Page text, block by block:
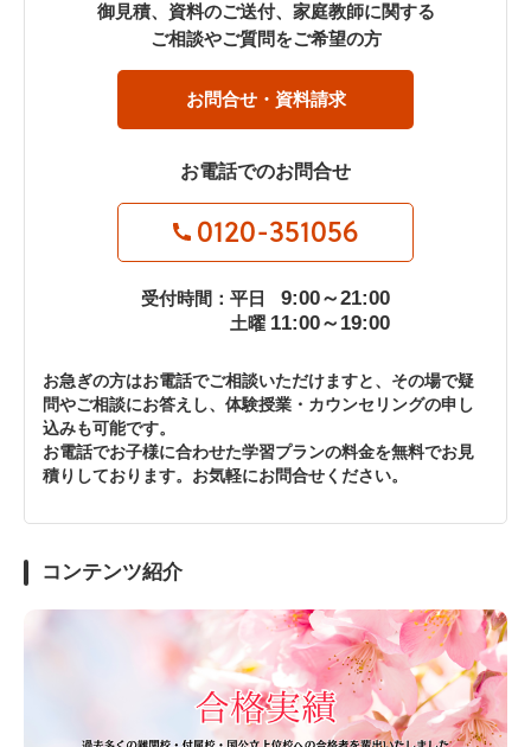
御見積、資料のご送付、家庭教師に関する
ご相談やご質問をご希望の方
お問合せ・資料請求
お電話でのお問合せ
0120-351056
受付時間：平日 9:00～21:00
土曜 11:00～19:00
お急ぎの方はお電話でご相談いただけますと、その場で疑
問やご相談にお答えし、体験授業・カウンセリングの申し
込みも可能です。
お電話でお子様に合わせた学習プランの料金を無料でお見
積りしております。お気軽にお問合せください。
コンテンツ紹介